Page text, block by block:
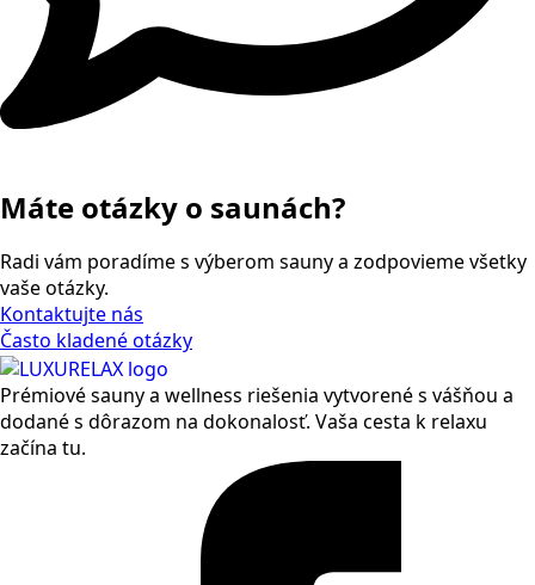
Máte otázky o saunách?
Radi vám poradíme s výberom sauny a zodpovieme všetky
vaše otázky.
Kontaktujte nás
Často kladené otázky
Prémiové sauny a wellness riešenia vytvorené s vášňou a
dodané s dôrazom na dokonalosť. Vaša cesta k relaxu
začína tu.